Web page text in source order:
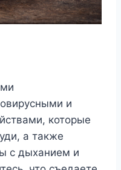
и
которые
а также
с дыханием и